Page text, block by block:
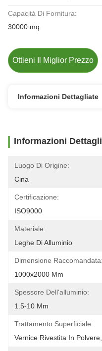
Capacità Di Fornitura:
30000 mq.
Ottieni Il Miglior Prezzo
Informazioni Dettagliate
Informazioni
Luogo Di Origine:
Cina
Certificazione:
ISO9000
Materiale:
Leghe Di Alluminio
Dimensione Raccomandata:
1000x2000 Mm
Spessore Dell'alluminio:
1.5-10 Mm
Trattamento Superficiale:
Vernice Rivestita In